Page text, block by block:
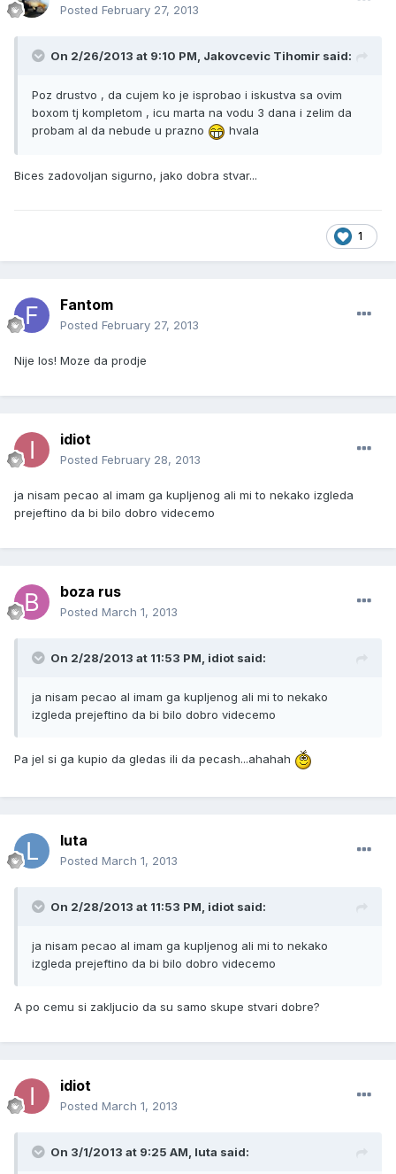
Posted February 27, 2013
On 2/26/2013 at 9:10 PM, Jakovcevic Tihomir said:
Poz drustvo , da cujem ko je isprobao i iskustva sa ovim
boxom tj kompletom , icu marta na vodu 3 dana i zelim da
probam al da nebude u prazno
hvala
Bices zadovoljan sigurno, jako dobra stvar...
1
Fantom
Posted February 27, 2013
Nije los! Moze da prodje
idiot
Posted February 28, 2013
ja nisam pecao al imam ga kupljenog ali mi to nekako izgleda
prejeftino da bi bilo dobro videcemo
boza rus
Posted March 1, 2013
On 2/28/2013 at 11:53 PM, idiot said:
ja nisam pecao al imam ga kupljenog ali mi to nekako
izgleda prejeftino da bi bilo dobro videcemo
Pa jel si ga kupio da gledas ili da pecash...ahahah
luta
Posted March 1, 2013
On 2/28/2013 at 11:53 PM, idiot said:
ja nisam pecao al imam ga kupljenog ali mi to nekako
izgleda prejeftino da bi bilo dobro videcemo
A po cemu si zakljucio da su samo skupe stvari dobre?
idiot
Posted March 1, 2013
On 3/1/2013 at 9:25 AM, luta said: